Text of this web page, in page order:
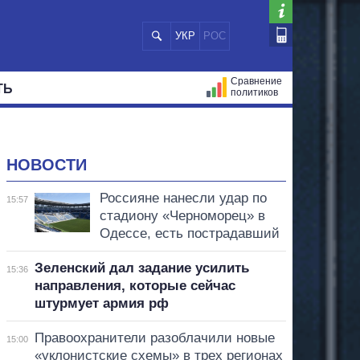
УКР РОС
Сравнение
политиков
НОВОСТИ
15:57
Россияне нанесли удар по
стадиону «Черноморец» в
Одессе, есть пострадавший
15:36
Зеленский дал задание усилить
направления, которые сейчас
штурмует армия рф
15:00
Правоохранители разоблачили новые
«уклонистские схемы» в трех регионах